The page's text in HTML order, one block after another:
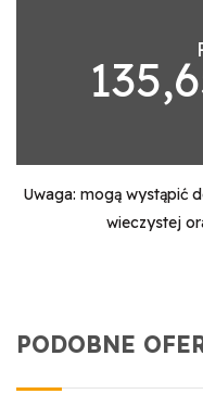
Uwaga: mogą wystąpić
wieczystej
PODOBNE